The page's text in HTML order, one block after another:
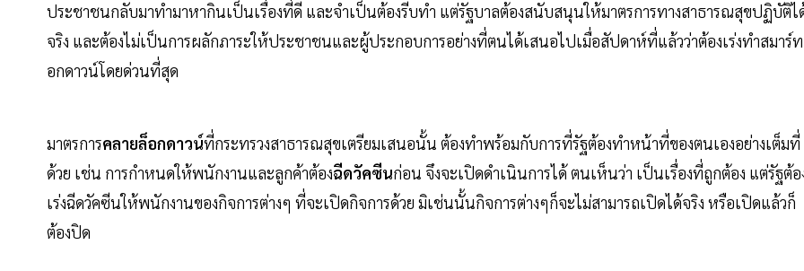
ประชาชนกลับมาทำมาหากินเป็นเรื่องที่ดี และจำเป็นต้องรีบทำ แต่รัฐบาลต้องสนับสนุนให้มาตรการทางสาธารณสุขปฏิบัติไ
จริง และต้องไม่เป็นการผลักภาระให้ประชาชนและผู้ประกอบการอย่างที่ตนได้เสนอไปเมื่อสัปดาห์ที่แล้วว่าต้องเร่งทำสมาร์
อกดาวน์โดยด่วนที่สุด
มาตรการคลายล็อกดาวน์ที่กระทรวงสาธารณสุขเตรียมเสนอนั้น ต้องทำพร้อมกับการที่รัฐต้องทำหน้าที่ของตนเองอย่างเต็มที่
ด้วย เช่น การกำหนดให้พนักงานและลูกค้าต้องฉีดวัคซีนก่อน จึงจะเปิดดำเนินการได้ ตนเห็นว่า เป็นเรื่องที่ถูกต้อง แต่รัฐต้อ
เร่งฉีดวัคซีนให้พนักงานของกิจการต่างๆ ที่จะเปิดกิจการด้วย มิเช่นนั้นกิจการต่างๆก็จะไม่สามารถเปิดได้จริง หรือเปิดแล้วก็
ต้องปิด